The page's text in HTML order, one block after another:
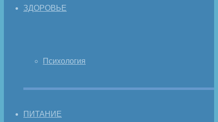
ЗДОРОВЬЕ
Психология
ПИТАНИЕ